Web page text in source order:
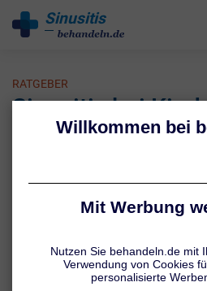
Sinusitis
RATGEBER
Sinusitis bei